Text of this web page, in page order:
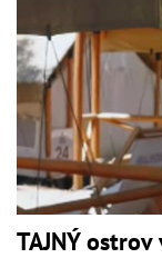
TAJNÝ